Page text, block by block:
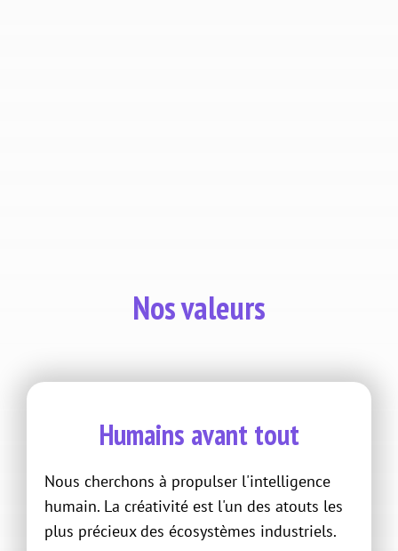
Nos valeurs
Humains avant tout
Nous cherchons à propulser l'intelligence
humain. La créativité est l'un des atouts les
plus précieux des écosystèmes industriels.